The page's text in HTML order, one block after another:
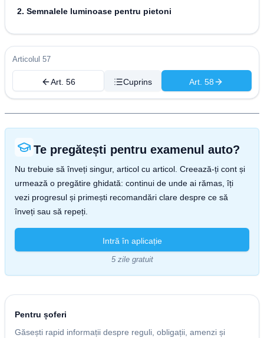
2. Semnalele luminoase pentru pietoni
Articolul 57
Art. 56 Cuprins Art. 58
Te pregătești pentru examenul auto?
Nu trebuie să înveți singur, articol cu articol. Creează-ți cont și
urmează o pregătire ghidată: continui de unde ai rămas, îți
vezi progresul și primești recomandări clare despre ce să
înveți sau să repeți.
Intră în aplicație
5 zile gratuit
Pentru șoferi
Găsești rapid informații despre reguli, obligații, amenzi și